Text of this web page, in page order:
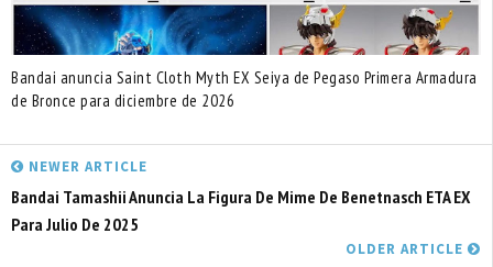
Bandai anuncia Saint Cloth Myth EX Seiya de Pegaso Primera Armadura
de Bronce para diciembre de 2026
NEWER ARTICLE
Bandai Tamashii Anuncia La Figura De Mime De Benetnasch ETA EX
Para Julio De 2025
OLDER ARTICLE